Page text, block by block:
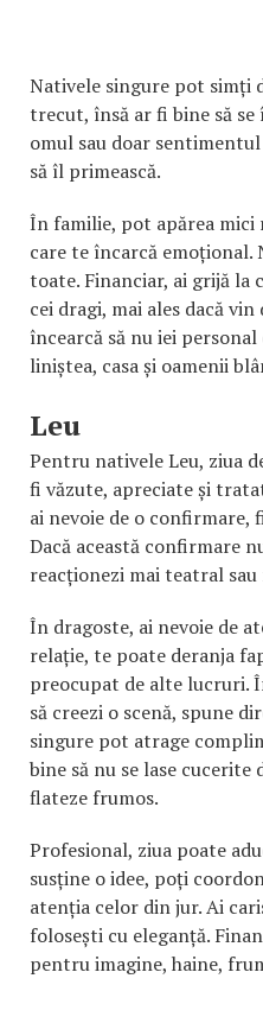
Nativele singure pot simți
trecut, însă ar fi bine să
omul sau doar
să îl primească.
În familie, pot apărea mici
care te încarcă emoțional.
toate. Financiar, ai grijă
cei dragi, mai ales dacă
încearcă să nu iei
liniștea, casa și oamenii
Leu
Pentru nativele Leu, ziua
fi văzute, apreciate și
ai nevoie de o confirmare,
Dacă această confirmare
reacționezi mai teatral
În dragoste, ai nevoie de
relație, te poate deranja
preocupat de alte lucruri.
să creezi o scenă, spune
singure pot atrage
bine să nu se lase cucerite
flateze frumos.
Profesional, ziua poate
susține o idee, poți
atenția celor din jur. Ai
folosești cu eleganță.
pentru imagine, haine,